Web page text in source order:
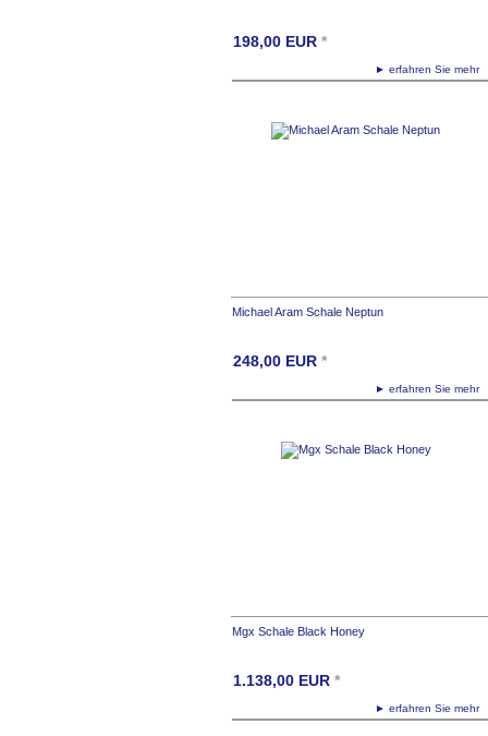
► erfahren Sie
198,00 EUR *
Michael Aram Schale Neptun
► erfahren Sie
248,00 EUR *
Mgx Schale Black Honey
► erfahren Sie
1.138,00 EUR *